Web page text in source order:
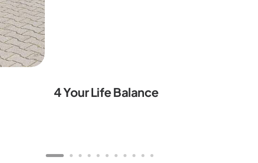
4 Your Life Balance